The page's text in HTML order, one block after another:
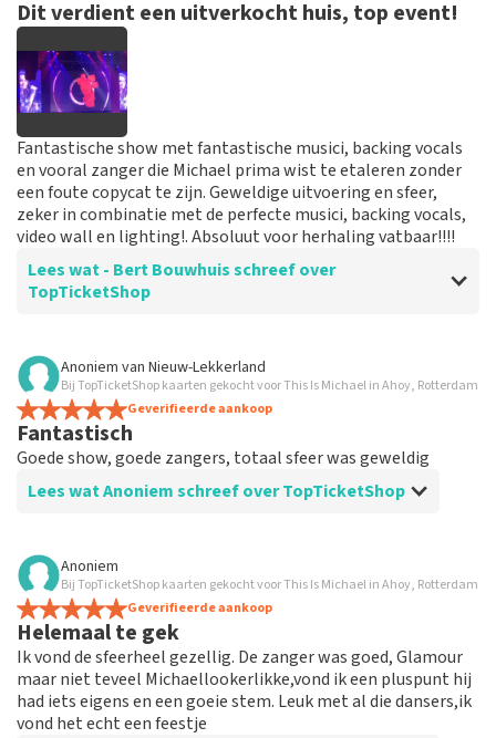
Dit verdient een uitverkocht huis, top event!
Fantastische show met fantastische musici, backing vocals
en vooral zanger die Michael prima wist te etaleren zonder
een foute copycat te zijn. Geweldige uitvoering en sfeer,
zeker in combinatie met de perfecte musici, backing vocals,
video wall en lighting!. Absoluut voor herhaling vatbaar!!!!
Lees wat - Bert Bouwhuis schreef over
TopTicketShop
Beoordeling van - Bert Bouwhuis over
Prima geregeld, prima service!
Beste Bert, Bedankt voor de leuke review en het delen
Reactie van TopTicketShop
Anoniem van Nieuw-Lekkerland
Bij TopTicketShop kaarten gekocht voor This Is Michael in Ahoy, Rotterdam
Geverifieerde aankoop
Fantastisch
Goede show, goede zangers, totaal sfeer was geweldig
Lees wat Anoniem schreef over TopTicketShop
Beoordeling van Anoniem over
Super
Anoniem
Bij TopTicketShop kaarten gekocht voor This Is Michael in Ahoy, Rotterdam
Geverifieerde aankoop
Helemaal te gek
Ik vond de sfeerheel gezellig. De zanger was goed, Glamour
maar niet teveel Michaellookerlikke,vond ik een pluspunt hij
had iets eigens en een goeie stem. Leuk met al die dansers,ik
vond het echt een feestje